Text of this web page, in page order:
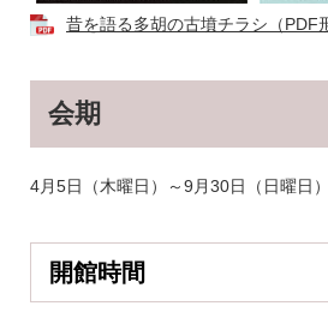
昔を語る多胡の古墳チラシ（PDF
会期
4月5日（木曜日）～9月30日（日曜日）
開館時間